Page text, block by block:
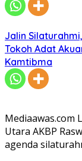
Jalin
Tokoh Adat
Kamtibma
Mediaawas.com
Utara AKBP
agenda